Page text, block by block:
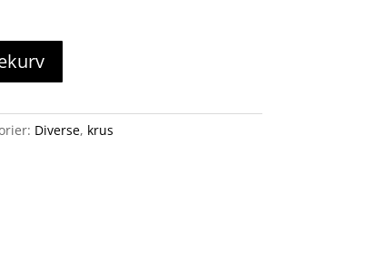
Diverse, krus